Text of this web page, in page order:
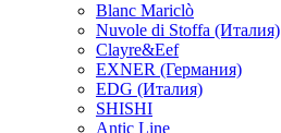
Blanc Mariclò
Nuvole di Stoffa (Италия)
Clayre&Eef
EXNER (Германия)
EDG (Италия)
SHISHI
Antic Line